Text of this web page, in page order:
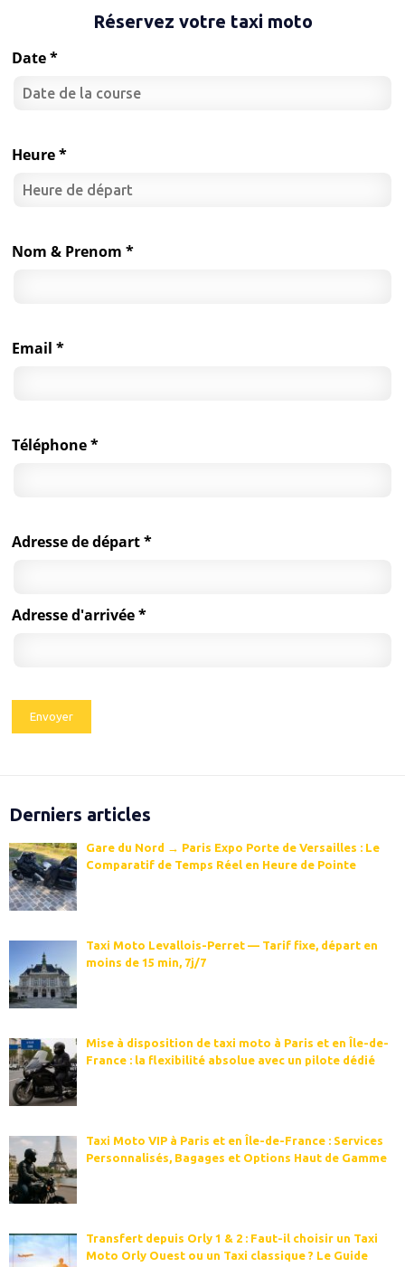
Réservez votre taxi moto
Date *
Heure *
Nom & Prenom *
Email *
Téléphone *
Adresse de départ *
Adresse d'arrivée *
Derniers articles
Gare du Nord → Paris Expo Porte de Versailles : Le
Comparatif de Temps Réel en Heure de Pointe
Taxi Moto Levallois-Perret — Tarif fixe, départ en
moins de 15 min, 7j/7
Mise à disposition de taxi moto à Paris et en Île-de-
France : la flexibilité absolue avec un pilote dédié
Taxi Moto VIP à Paris et en Île-de-France : Services
Personnalisés, Bagages et Options Haut de Gamme
Transfert depuis Orly 1 & 2 : Faut-il choisir un Taxi
Moto Orly Ouest ou un Taxi classique ? Le Guide